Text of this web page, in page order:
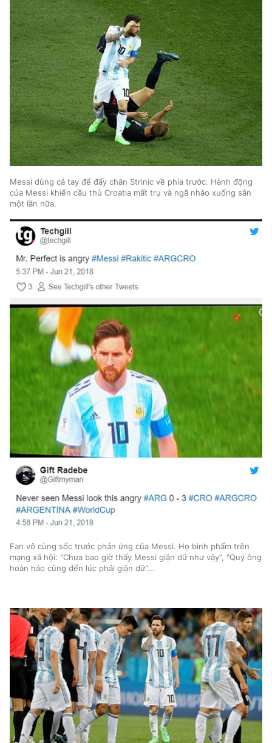
Messi dùng cả tay để đẩy chân Strinic về phía trước. Hành động
của Messi khiến cầu thủ Croatia mất trụ và ngã nhào xuống sân
một lần nữa.
Fan vô cùng sốc trước phản ứng của Messi. Họ bình phẩm trên
mạng xã hội: "Chưa bao giờ thấy Messi giận dữ như vậy", "Quý ông
hoàn hảo cũng đến lúc phải giận dữ"...